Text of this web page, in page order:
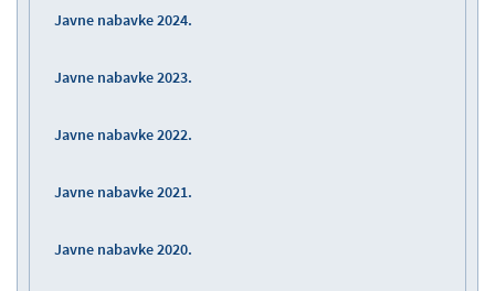
Javne nabavke 2024.
Javne nabavke 2023.
Javne nabavke 2022.
Javne nabavke 2021.
Javne nabavke 2020.